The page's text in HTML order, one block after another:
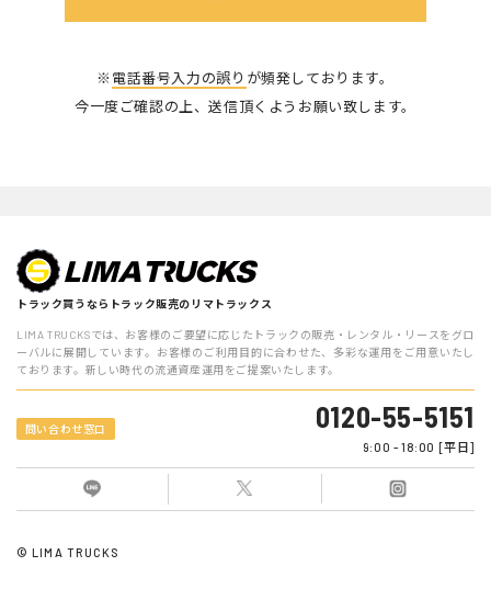
別できる情報（個人識別情報）を指します。
当社は，ユーザーが利用登録をする際に氏名，生年月日，住所，電
話番号，メールアドレス，銀行口座番号，クレジットカード番号，
第3条（個人情報を収集・利用する目的）
当社が個人情報を収集・利用する目的は，以下のとおりです。
当社サービスの提供・運営のため
ユーザーからのお問い合わせに回答するため（本人確認を行う
ユーザーが利用中のサービスの新機能，更新情報，キャンペー
ン等及び当社が提供する他のサービスの案内のメールを送付す
るため
※ 電話番号入力の誤り が頻発しております。
今一度ご確認の上、送信頂くようお願い致します。
トラック買うならトラック販売のリマトラックス
LIMA TRUCKSでは、お客様のご要望に応じたトラックの販売・レンタル・リースをグロ
ーバルに展開しています。お客様のご利用目的に合わせた、多彩な運用をご用意いたし
ております。新しい時代の流通資産運用をご提案いたします。
問い合わせ窓口 0120-55-5151
9:00 - 18:00 [平日]
© LIMA TRUCKS